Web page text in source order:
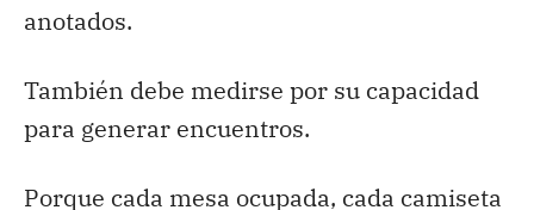
anotados.
También debe medirse por su capacidad
para generar encuentros.
Porque cada mesa ocupada, cada camiseta